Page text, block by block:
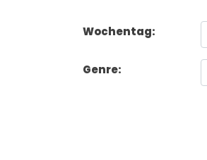
Wochentag:
Genre: